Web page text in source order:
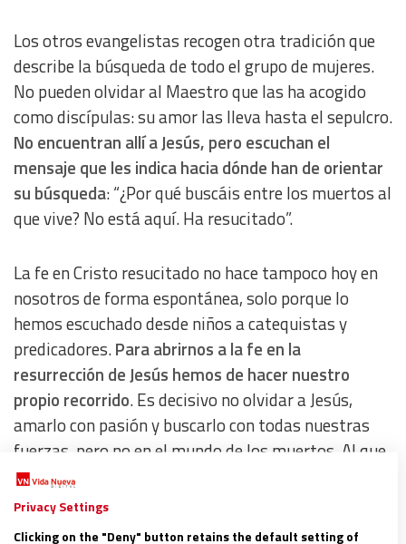
Los otros evangelistas recogen otra tradición que
describe la búsqueda de todo el grupo de mujeres.
No pueden olvidar al Maestro que las ha acogido
como discípulas: su amor las lleva hasta el sepulcro.
No encuentran allí a Jesús, pero escuchan el
mensaje que les indica hacia dónde han de orientar
su búsqueda: “¿Por qué buscáis entre los muertos al
que vive? No está aquí. Ha resucitado”.
La fe en Cristo resucitado no hace tampoco hoy en
nosotros de forma espontánea, solo porque lo
hemos escuchado desde niños a catequistas y
predicadores.Para abrirnos a la fe en la
resurrección de Jesús hemos de hacer nuestro
propio recorrido. Es decisivo no olvidar a Jesús,
amarlo con pasión y buscarlo con todas nuestras
fuerzas, pero no en el mundo de los muertos. Al que
vive hay que buscarlo donde hay vida.
Privacy Settings
Clicking on the "Deny" button retains the default setting of